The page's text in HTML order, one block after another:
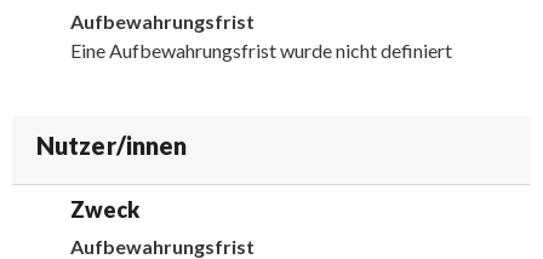
Aufbewahrungsfrist
Eine Aufbewahrungsfrist wurde nicht definiert
Nutzer/innen
Zweck
Aufbewahrungsfrist